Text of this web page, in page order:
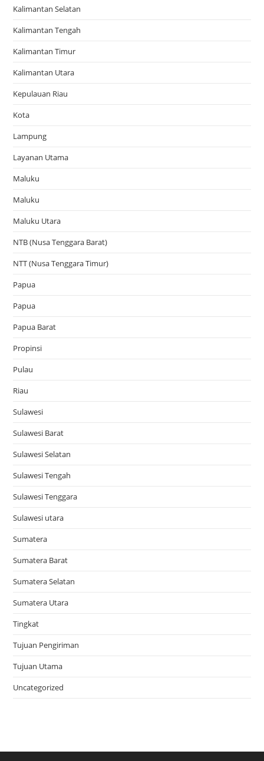
Kalimantan Selatan
Kalimantan Tengah
Kalimantan Timur
Kalimantan Utara
Kepulauan Riau
Kota
Lampung
Layanan Utama
Maluku
Maluku
Maluku Utara
NTB (Nusa Tenggara Barat)
NTT (Nusa Tenggara Timur)
Papua
Papua
Papua Barat
Propinsi
Pulau
Riau
Sulawesi
Sulawesi Barat
Sulawesi Selatan
Sulawesi Tengah
Sulawesi Tenggara
Sulawesi utara
Sumatera
Sumatera Barat
Sumatera Selatan
Sumatera Utara
Tingkat
Tujuan Pengiriman
Tujuan Utama
Uncategorized